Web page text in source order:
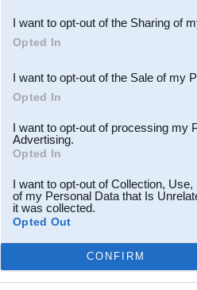
Downstream Participants
third parties.
I want to opt-out of the Sharing of
Opted In
I want to opt-out of the Sale of my
Opted In
I want to opt-out of processing my
Advertising.
Opted In
I want to opt-out of Collection,
of my Personal Data that Is
it was collected.
Opted Out
CONFIRM